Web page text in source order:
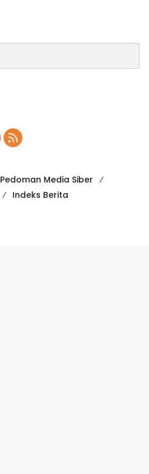
Pedoman Media Siber
Indeks Berita